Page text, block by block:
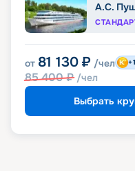
А.С.
от 81 130 ₽ /чел
85 400₽ /чел
Выбрать